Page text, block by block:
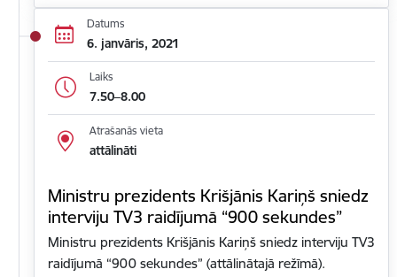
Datums
6. janvāris, 2021
Laiks
7.50–8.00
Atrašanās vieta
attālināti
Ministru prezidents Krišjānis Kariņš sniedz
interviju TV3 raidījumā “900 sekundes”
Ministru prezidents Krišjānis Kariņš sniedz interviju TV3
raidījumā “900 sekundes” (attālinātajā režīmā).